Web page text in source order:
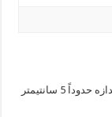
بادمجان را ابتدا از درازا برش بزنید و سپس آن را به اندازه حدوداً 5 سانتیمتر